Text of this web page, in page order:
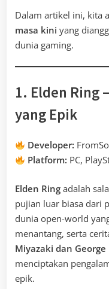
Dalam artikel ini, kita
masa kini yang
dunia gaming.
1. Elden Ring
yang Epik
Developer:
Platform: PC,
Elden Ring adalah
pujian luar biasa dari
dunia open-world
menantang, serta
Miyazaki dan George
menciptakan
epik.